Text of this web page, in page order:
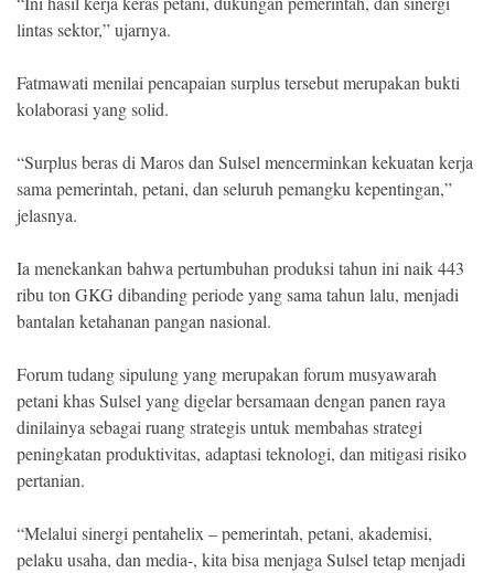
lintas sektor,” ujarnya.
Fatmawati menilai pencapaian surplus tersebut merupakan bukti
kolaborasi yang solid.
“Surplus beras di Maros dan Sulsel mencerminkan kekuatan kerja
sama pemerintah, petani, dan seluruh pemangku kepentingan,”
jelasnya.
Ia menekankan bahwa pertumbuhan produksi tahun ini naik 443
ribu ton GKG dibanding periode yang sama tahun lalu, menjadi
bantalan ketahanan pangan nasional.
Forum tudang sipulung yang merupakan forum musyawarah
petani khas Sulsel yang digelar bersamaan dengan panen raya
dinilainya sebagai ruang strategis untuk membahas strategi
peningkatan produktivitas, adaptasi teknologi, dan mitigasi risiko
pertanian.
“Melalui sinergi pentahelix – pemerintah, petani, akademisi,
pelaku usaha, dan media-, kita bisa menjaga Sulsel tetap menjadi